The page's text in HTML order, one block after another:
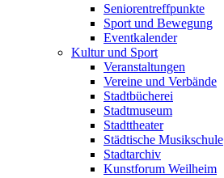
Seniorentreffpunkte
Sport und Bewegung
Eventkalender
Kultur und Sport
Veranstaltungen
Vereine und Verbände
Stadtbücherei
Stadtmuseum
Stadttheater
Städtische Musikschule
Stadtarchiv
Kunstforum Weilheim